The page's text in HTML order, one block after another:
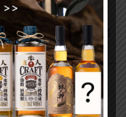
制- 更多神秘玩意即將